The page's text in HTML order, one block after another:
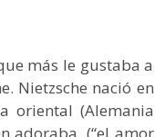
más le gustaba a
Nietzsche nació en
oriental (Alemania